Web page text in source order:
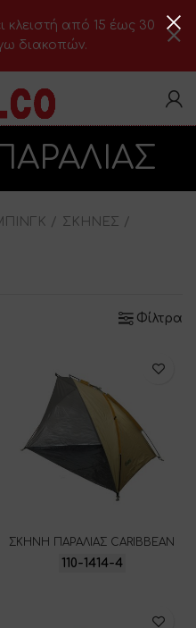
ΣΚΗΝΕΣ
Φίλτρα
ΣΚΗΝΗ ΠΑΡΑΛΙΑΣ CARIBBEAN
110-1414-4
κλειστή από 15 έως 30
διακοπών.